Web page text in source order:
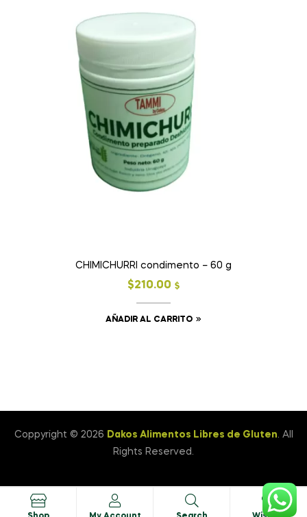
CHIMICHURRI condimento – 60 g
$210.00 $
AÑADIR AL CARRITO
Coppyright © 2026 Dakos Alimentos Libres de Gluten . All
Rights Reserved.
0